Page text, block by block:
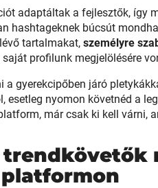
adaptáltak a fejlesztők, így
hashtageknek búcsút
tartalmakat, személyre
saját profilunk megjelölésére
a gyerekcipőben járó
esetleg nyomon követnéd a
már csak ki kell várni,